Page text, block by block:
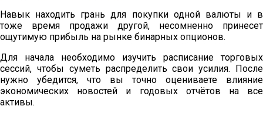
Навык находить грань для покупки одной валюты и в
тоже время продажи другой, несомненно принесет
ощутимую прибыль на рынке бинарных опционов.
Для начала необходимо изучить расписание торговых
сессий, чтобы суметь распределить свои усилия. После
нужно убедится, что вы точно оцениваете влияние
экономических новостей и годовых отчётов на все
активы.